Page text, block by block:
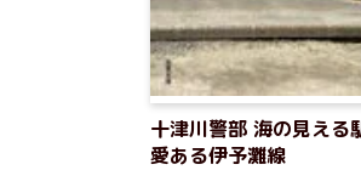
十津川警部 海の見える
愛ある伊予灘線